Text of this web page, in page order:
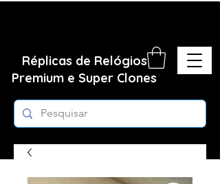
Réplicas de Relógios
Premium e Super Clones